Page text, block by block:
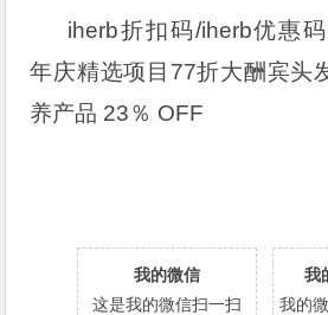
iherb折扣码/iherb优惠
年庆精选项目77折大酬宾头
养产品 23％ OFF
我的微信
这是我的微信扫一扫
我
我的